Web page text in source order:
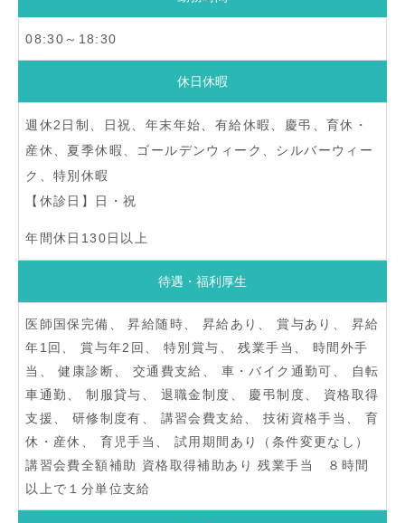
08:30～18:30
休日休暇
週休2日制、日祝、年末年始、有給休暇、慶弔、育休・
産休、夏季休暇、ゴールデンウィーク、シルバーウィー
ク、特別休暇
【休診日】日・祝
年間休日130日以上
待遇・福利厚生
医師国保完備、 昇給随時、 昇給あり、 賞与あり、 昇給
年1回、 賞与年2回、 特別賞与、 残業手当、 時間外手
当、 健康診断、 交通費支給、 車・バイク通勤可、 自転
車通勤、 制服貸与、 退職金制度、 慶弔制度、 資格取得
支援、 研修制度有、 講習会費支給、 技術資格手当、 育
休・産休、 育児手当、 試用期間あり（条件変更なし）
講習会費全額補助 資格取得補助あり 残業手当 ８時間
以上で１分単位支給